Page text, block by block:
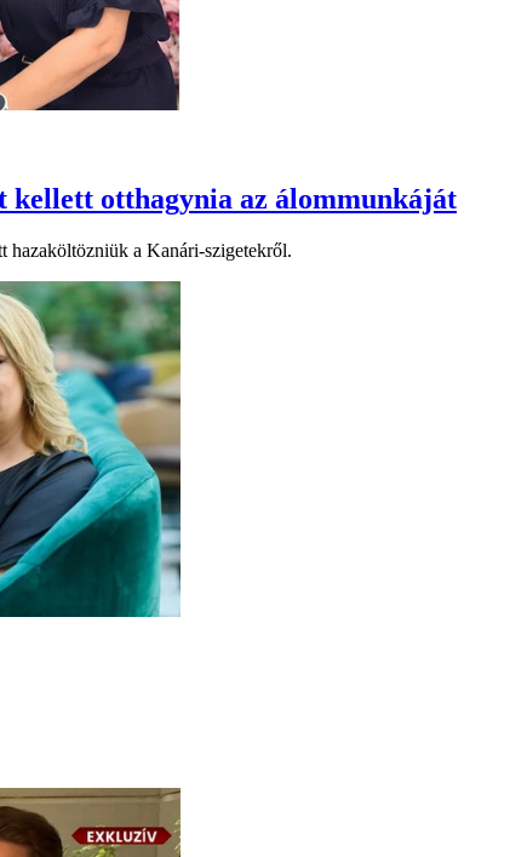
otthagynia az álommunkáját
hazaköltözniük a Kanári-szigetekről.